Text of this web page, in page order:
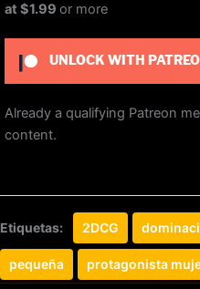
at $1.99 or more
UNLOCK WITH
Already a qualifying Patreon
content.
Etiquetas: 2DCG
pequeña protagonista